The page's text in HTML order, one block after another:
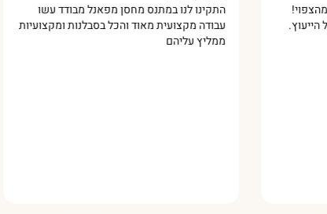
התקינו לנו במתנס מחסן מפאנל מבודד עשו
עבודה מקצועית מאוד והכל בסבלנות ומקצועיות
ממליץ עליהם